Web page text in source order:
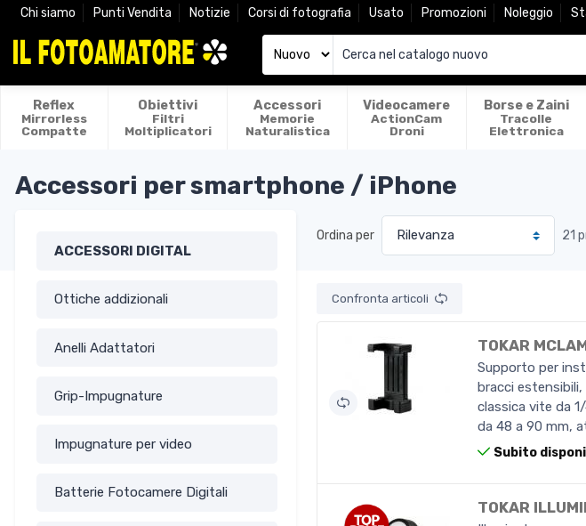
Chi siamo Punti Vendita Notizie Corsi di fotografia Usato Promozioni Noleggio
Reflex
Mirrorless
Compatte
Obiettivi
Filtri
Moltiplicatori
Accessori
Memorie
Naturalistica
Videocamere
ActionCam
Droni
Borse e Zaini
Tracolle
Elettronica
Accessori per smartphone / iPhone
ACCESSORI DIGITAL
Ottiche addizionali
Anelli Adattatori
Grip-Impugnature
Impugnature per video
Batterie Fotocamere Digitali
Ordina per 21
Confronta articoli
TOKAR
Supporto per
bracci
classica vite da
da 48 a 90 mm,
Subito
TOKAR